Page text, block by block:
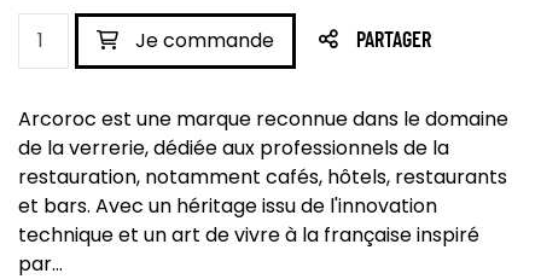
Je commande PARTAGER
Arcoroc est une marque reconnue dans le domaine
de la verrerie, dédiée aux professionnels de la
restauration, notamment cafés, hôtels, restaurants
et bars. Avec un héritage issu de l'innovation
technique et un art de vivre à la française inspiré
par...